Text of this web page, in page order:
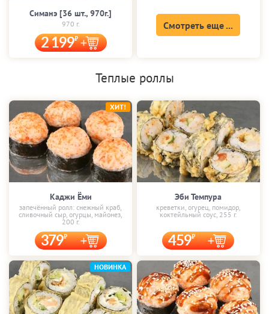
Симанэ [36 шт., 970г.]
970 г.
2 199
Смотреть еще ...
Теплые роллы
Каджи Ёми
запечённый ролл: снежный краб,
сливочный сыр, огурцы, майонез,
200 г.
379
ХИТ!
Эби Темпура
креветки, огурец, помидор,
коктейльный соус, 255 г.
459
НОВИНКА